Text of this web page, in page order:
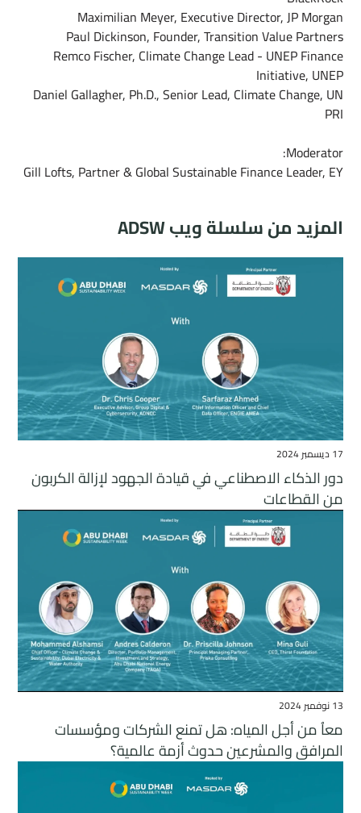
Maximilian Meyer, Executive Director, JP Morgan ​
Paul Dickinson, Founder, Transition Value Partners ​
Remco Fischer, Climate Change Lead - UNEP Finance
Initiative, UNEP ​
Daniel Gallagher, Ph.D., Senior Lead, Climate Change, UN
PRI​
Moderator:
Gill Lofts, Partner & Global Sustainable Finance Leader, EY
المزيد من سلسلة ويب ADSW
17 ديسمبر 2024
دور الذكاء الاصطناعي في قيادة الجهود لإزالة الكربون
من القطاعات
13 نوفمبر 2024
معاُ من أجل المياه: هل تمنع الشركات ومؤسسات
المرافق والمشرعين حدوث أزمة عالمية؟